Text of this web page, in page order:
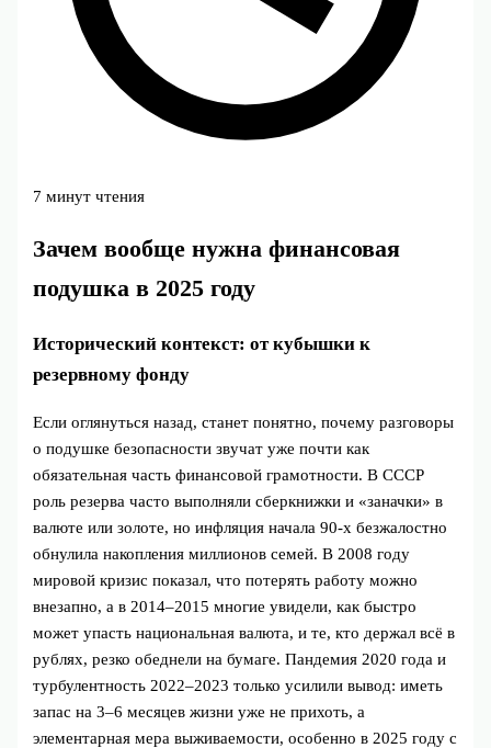
7 минут чтения
Зачем вообще нужна финансовая
подушка в 2025 году
Исторический контекст: от кубышки к
резервному фонду
Если оглянуться назад, станет понятно, почему разговоры
о подушке безопасности звучат уже почти как
обязательная часть финансовой грамотности. В СССР
роль резерва часто выполняли сберкнижки и «заначки» в
валюте или золоте, но инфляция начала 90‑х безжалостно
обнулила накопления миллионов семей. В 2008 году
мировой кризис показал, что потерять работу можно
внезапно, а в 2014–2015 многие увидели, как быстро
может упасть национальная валюта, и те, кто держал всё в
рублях, резко обеднели на бумаге. Пандемия 2020 года и
турбулентность 2022–2023 только усилили вывод: иметь
запас на 3–6 месяцев жизни уже не прихоть, а
элементарная мера выживаемости, особенно в 2025 году с